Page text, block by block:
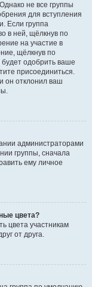
не все группы
для вступления
Если группа
в ней, щёлкнув по
на участие в
щёлкнув по
одобрить ваше
присоединиться.
он отклонил ваш
администраторами
группы, сначала
ему личное
цвета?
цвета участникам
от друга.